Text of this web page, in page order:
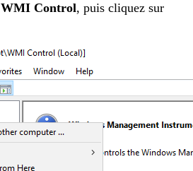
WMI Control, puis cliquez sur